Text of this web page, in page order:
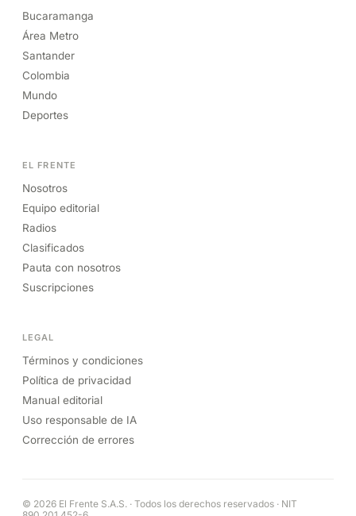
Bucaramanga
Área Metro
Santander
Colombia
Mundo
Deportes
EL FRENTE
Nosotros
Equipo editorial
Radios
Clasificados
Pauta con nosotros
Suscripciones
LEGAL
Términos y condiciones
Política de privacidad
Manual editorial
Uso responsable de IA
Corrección de errores
© 2026 El Frente S.A.S. · Todos los derechos reservados · NIT